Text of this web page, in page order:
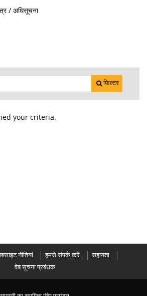
/ अधिसूचना
फ़िल्टर
your criteria.
नीतियां हमसे संपर्क करें
सहायता
वेब सूचना प्रबंधक